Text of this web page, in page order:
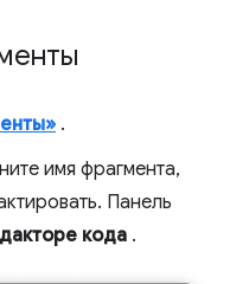
.
имя фрагмента,
Панель
кода .